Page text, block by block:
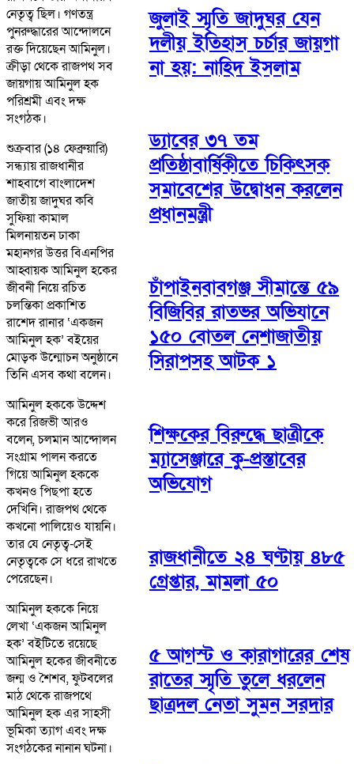
নেতৃত্ব ছিল। গণতন্ত্র
পুনরুদ্ধারের আন্দোলনে
রক্ত দিয়েছেন আমিনুল।
ক্রীড়া থেকে রাজপথ সব
জায়গায় আমিনুল হক
পরিশ্রমী এবং দক্ষ
সংগঠক।
শুক্রবার (১৪ ফেব্রুয়ারি)
সন্ধ্যায় রাজধানীর
শাহবাগে বাংলাদেশ
জাতীয় জাদুঘর কবি
সুফিয়া কামাল
মিলনায়তন ঢাকা
মহানগর উত্তর বিএনপির
আহ্বায়ক আমিনুল হকের
জীবনী নিয়ে রচিত
চলন্তিকা প্রকাশিত
রাশেদ রানার ‘একজন
আমিনুল হক’ বইয়ের
মোড়ক উন্মোচন অনুষ্ঠানে
তিনি এসব কথা বলেন।
আমিনুল হককে উদ্দেশ
করে রিজভী আরও
বলেন, চলমান আন্দোলন
সংগ্রাম পালন করতে
গিয়ে আমিনুল হককে
কখনও পিছপা হতে
দেখিনি। রাজপথ থেকে
কখনো পালিয়েও যায়নি।
তার যে নেতৃত্ব-সেই
নেতৃত্বকে সে ধরে রাখতে
পেরেছেন।
আমিনুল হককে নিয়ে
লেখা ‘একজন আমিনুল
হক’ বইটিতে রয়েছে
আমিনুল হকের জীবনীতে
জন্ম ও শৈশব, ফুটবলের
মাঠ থেকে রাজপথে
আমিনুল হক এর সাহসী
ভূমিকা ত্যাগ এবং দক্ষ
সংগঠকের নানান ঘটনা।
জুলাই স্মৃতি জাদুঘর যেন
দলীয় ইতিহাস চর্চার জায়গা
না হয়: নাহিদ ইসলাম
ড্যাবের ৩৭ তম
প্রতিষ্ঠাবার্ষিকীতে চিকিৎসক
সমাবেশের উদ্বোধন করলেন
প্রধানমন্ত্রী
চাঁপাইনবাবগঞ্জ সীমান্তে ৫৯
বিজিবির রাতভর অভিযানে
১৫০ বোতল নেশাজাতীয়
সিরাপসহ আটক ১
শিক্ষকের বিরুদ্ধে ছাত্রীকে
ম্যাসেঞ্জারে কু-প্রস্তাবের
অভিযোগ
রাজধানীতে ২৪ ঘণ্টায় ৪৮৫
গ্রেপ্তার, মামলা ৫০
৫ আগস্ট ও কারাগারের শেষ
রাতের স্মৃতি তুলে ধরলেন
ছাত্রদল নেতা সুমন সরদার